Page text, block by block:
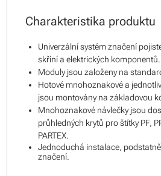
Charakteristika produktu
Univerzální systém značení
skříní a elektrických komponentů.
Moduly jsou založeny na
Hotové mnohoznakové a
jsou montovány na základovou
Mnohoznakové návlečky jsou
průhledných krytů pro štítky PF,
PARTEX.
Jednoduchá instalace,
značení.